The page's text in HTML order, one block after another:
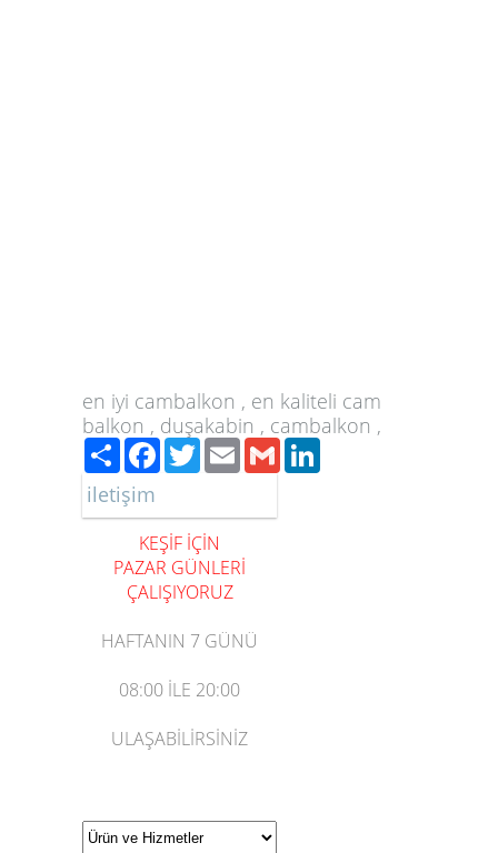
en iyi cambalkon , en kaliteli cam
balkon , duşakabin , cambalkon ,
PaylaşFacebook
TwitterEmailGmail
iletişim
KEŞİF İÇİN
PAZAR GÜNLERİ
ÇALIŞIYORUZ
HAFTANIN 7 GÜNÜ
08:00 İLE 20:00
ULAŞABİLİRSİNİZ